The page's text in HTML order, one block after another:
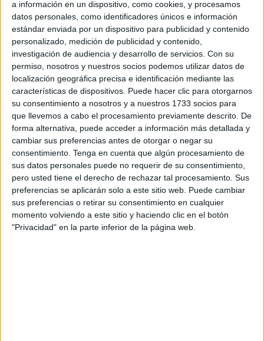
a información en un dispositivo, como cookies, y procesamos
datos personales, como identificadores únicos e información
estándar enviada por un dispositivo para publicidad y contenido
personalizado, medición de publicidad y contenido,
investigación de audiencia y desarrollo de servicios. Con su
permiso, nosotros y nuestros socios podemos utilizar datos de
localización geográfica precisa e identificación mediante las
características de dispositivos. Puede hacer clic para otorgarnos
su consentimiento a nosotros y a nuestros 1733 socios para
que llevemos a cabo el procesamiento previamente descrito. De
forma alternativa, puede acceder a información más detallada y
cambiar sus preferencias antes de otorgar o negar su
consentimiento. Tenga en cuenta que algún procesamiento de
sus datos personales puede no requerir de su consentimiento,
pero usted tiene el derecho de rechazar tal procesamiento. Sus
preferencias se aplicarán solo a este sitio web. Puede cambiar
sus preferencias o retirar su consentimiento en cualquier
momento volviendo a este sitio y haciendo clic en el botón
"Privacidad" en la parte inferior de la página web.
Lo hace tras la denuncia interpuesta por una trabajadora
del Grupo Parlamentario Socialista tras la difusión en un
chat del partido de su parte médico por incapacidad
temporal.
Al juzgado ha acudido también la trabajadora del PSOE
que presentó la denuncia que ha dado pie a este caso.
Ha acudido para ser revisada por el forense.
León ha llegado a las 8.30 horas, pero se le ha advertido
de que hasta las nueve no podía pasar.
Ha sido citado formalmente por el juzgado para que acuda
asistido de su abogado, advirtiéndole de su obligación de
comparecer ya que de no alegar causa justa que se lo
impida, esa citación podrá convertirse en orden de